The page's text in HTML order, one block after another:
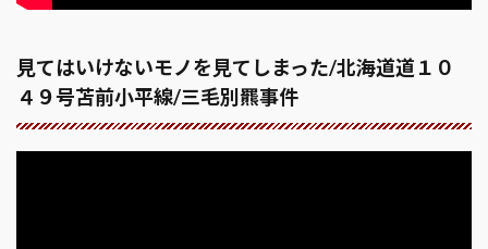
見てはいけないモノを見てしまった/北海道道１０
４９号苫前小平線/三毛別羆事件